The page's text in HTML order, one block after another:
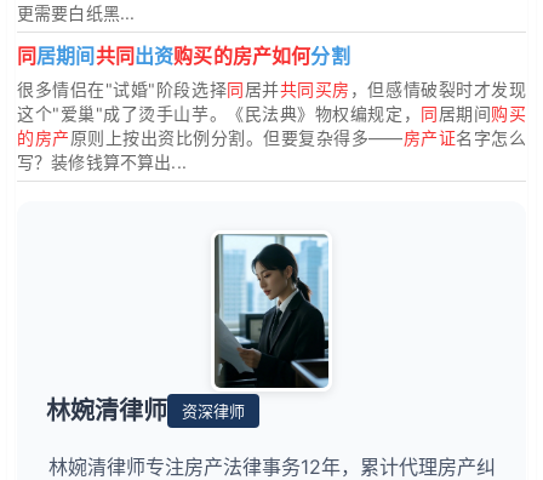
更需要白纸黑...
同居期间共同出资购买的房产如何分割
很多情侣在"试婚"阶段选择同居并共同买房 ，但感情破裂时才发现
这个"爱巢"成了烫手山芋。《民法典》物权编规定， 同居期间购买
的房产原则上按出资比例分割。但要复杂得多——房产证名字怎么
写？装修钱算不算出...
林婉清律师 资深律师
林婉清律师专注房产法律事务12年，累计代理房产纠